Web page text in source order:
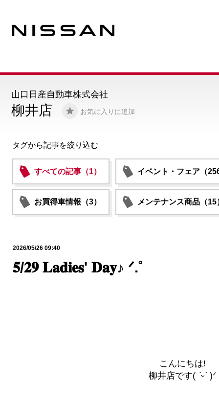
柳井店 お気に入りに追加
山口日産自動車株式会社
タグから記事を絞り込む
すべての記事（1） イベント・フェア（
お買得車情報（3） メンテナンス商品（15
2026/05/26 09:40
𝟓/𝟐𝟗 𝐋𝐚𝐝𝐢𝐞𝐬' 𝐃𝐚𝐲♪ ᐟ.˚
こんにちは!
柳井店です( ˊᵕˋ )ᐟ